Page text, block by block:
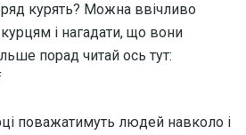
курять? Можна ввічливо
і нагадати, що вони
порад читай ось тут:
поважатимуть людей навколо і